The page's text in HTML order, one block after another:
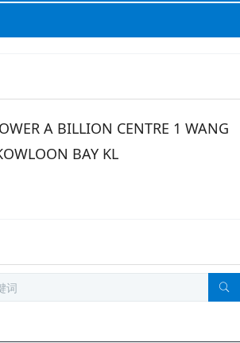
A BILLION CENTRE 1 WANG
BAY KL